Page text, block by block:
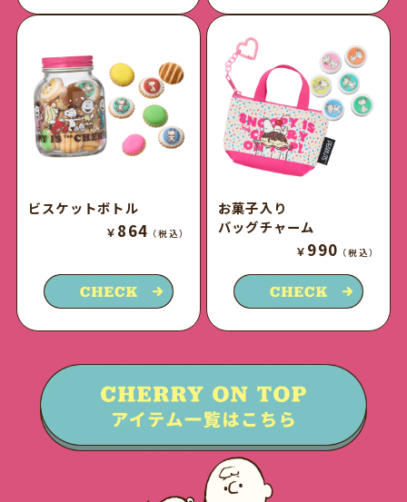
ビスケットボトル
￥ 864 （税込）
お菓子入り
バッグチャーム
￥ 990 （税込）